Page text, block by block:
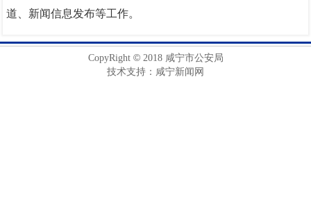
道、新闻信息发布等工作。
CopyRight ©2018 咸宁市公安局
技术支持：咸宁新闻网